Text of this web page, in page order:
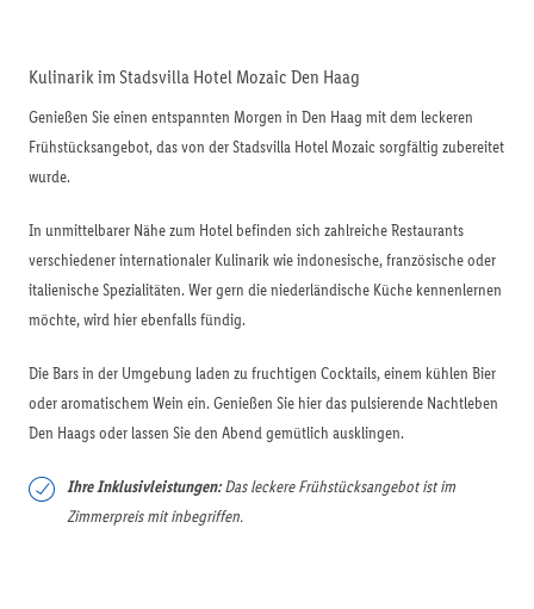
Kulinarik im Stadsvilla Hotel Mozaic Den Haag
Genießen Sie einen entspannten Morgen in Den Haag mit dem leckeren
Frühstücksangebot, das von der Stadsvilla Hotel Mozaic sorgfältig zubereitet
wurde.
In unmittelbarer Nähe zum Hotel befinden sich zahlreiche Restaurants
verschiedener internationaler Kulinarik wie indonesische, französische oder
italienische Spezialitäten. Wer gern die niederländische Küche kennenlernen
möchte, wird hier ebenfalls fündig.
Die Bars in der Umgebung laden zu fruchtigen Cocktails, einem kühlen Bier
oder aromatischem Wein ein. Genießen Sie hier das pulsierende Nachtleben
Den Haags oder lassen Sie den Abend gemütlich ausklingen.
Ihre Inklusivleistungen:Das leckere Frühstücksangebot ist im
Zimmerpreis mit inbegriffen.